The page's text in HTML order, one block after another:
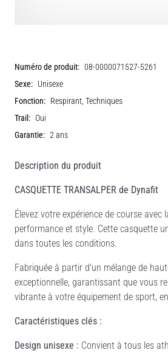
Numéro de produit: 08-0000071527-5261
Sexe: Unisexe
Fonction: Respirant, Techniques
Trail: Oui
Garantie: 2 ans
Description du produit
CASQUETTE TRANSALPER de Dynafit
Élevez votre expérience de course avec
performance et style. Cette casquette
dans toutes les conditions.
Fabriquée à partir d'un mélange de
exceptionnelle, garantissant que vous
vibrante à votre équipement de sport,
Caractéristiques clés :
Design unisexe : Convient à tous les